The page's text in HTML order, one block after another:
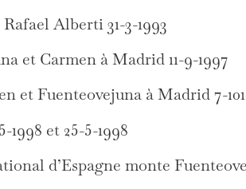
Alberti 31-3-1993
et Carmen à Madrid 11-9-1997
et Fuenteovejuna à Madrid 7-
et 25-5-1998
d’Espagne monte